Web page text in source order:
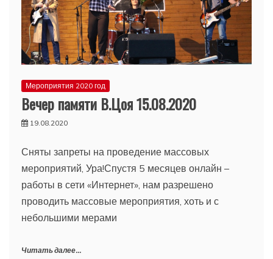
Мероприятия 2020 год
Вечер памяти В.Цоя 15.08.2020
19.08.2020
Сняты запреты на проведение массовых
мероприятий, Ура!Спустя 5 месяцев онлайн –
работы в сети «Интернет», нам разрешено
проводить массовые мероприятия, хоть и с
небольшими мерами
Читать далее...